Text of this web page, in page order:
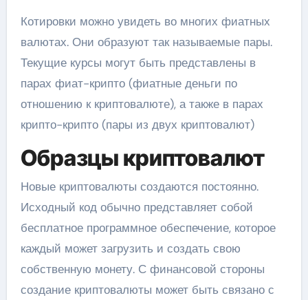
Котировки можно увидеть во многих фиатных
валютах. Они образуют так называемые пары.
Текущие курсы могут быть представлены в
парах фиат-крипто (фиатные деньги по
отношению к криптовалюте), а также в парах
крипто-крипто (пары из двух криптовалют)
Образцы криптовалют
Новые криптовалюты создаются постоянно.
Исходный код обычно представляет собой
бесплатное программное обеспечение, которое
каждый может загрузить и создать свою
собственную монету. С финансовой стороны
создание криптовалюты может быть связано с